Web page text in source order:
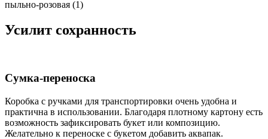
пыльно-розовая (1)
Усилит сохранность
Сумка-переноска
Коробка c ручками для транспортировки очень удобна и
практична в использовании. Благодаря плотному картону есть
возможность зафиксировать букет или композицию.
Желательно к переноске с букетом добавить аквапак.